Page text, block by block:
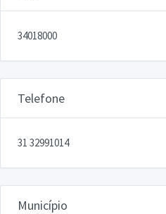
34018000
Telefone
31 32991014
Município